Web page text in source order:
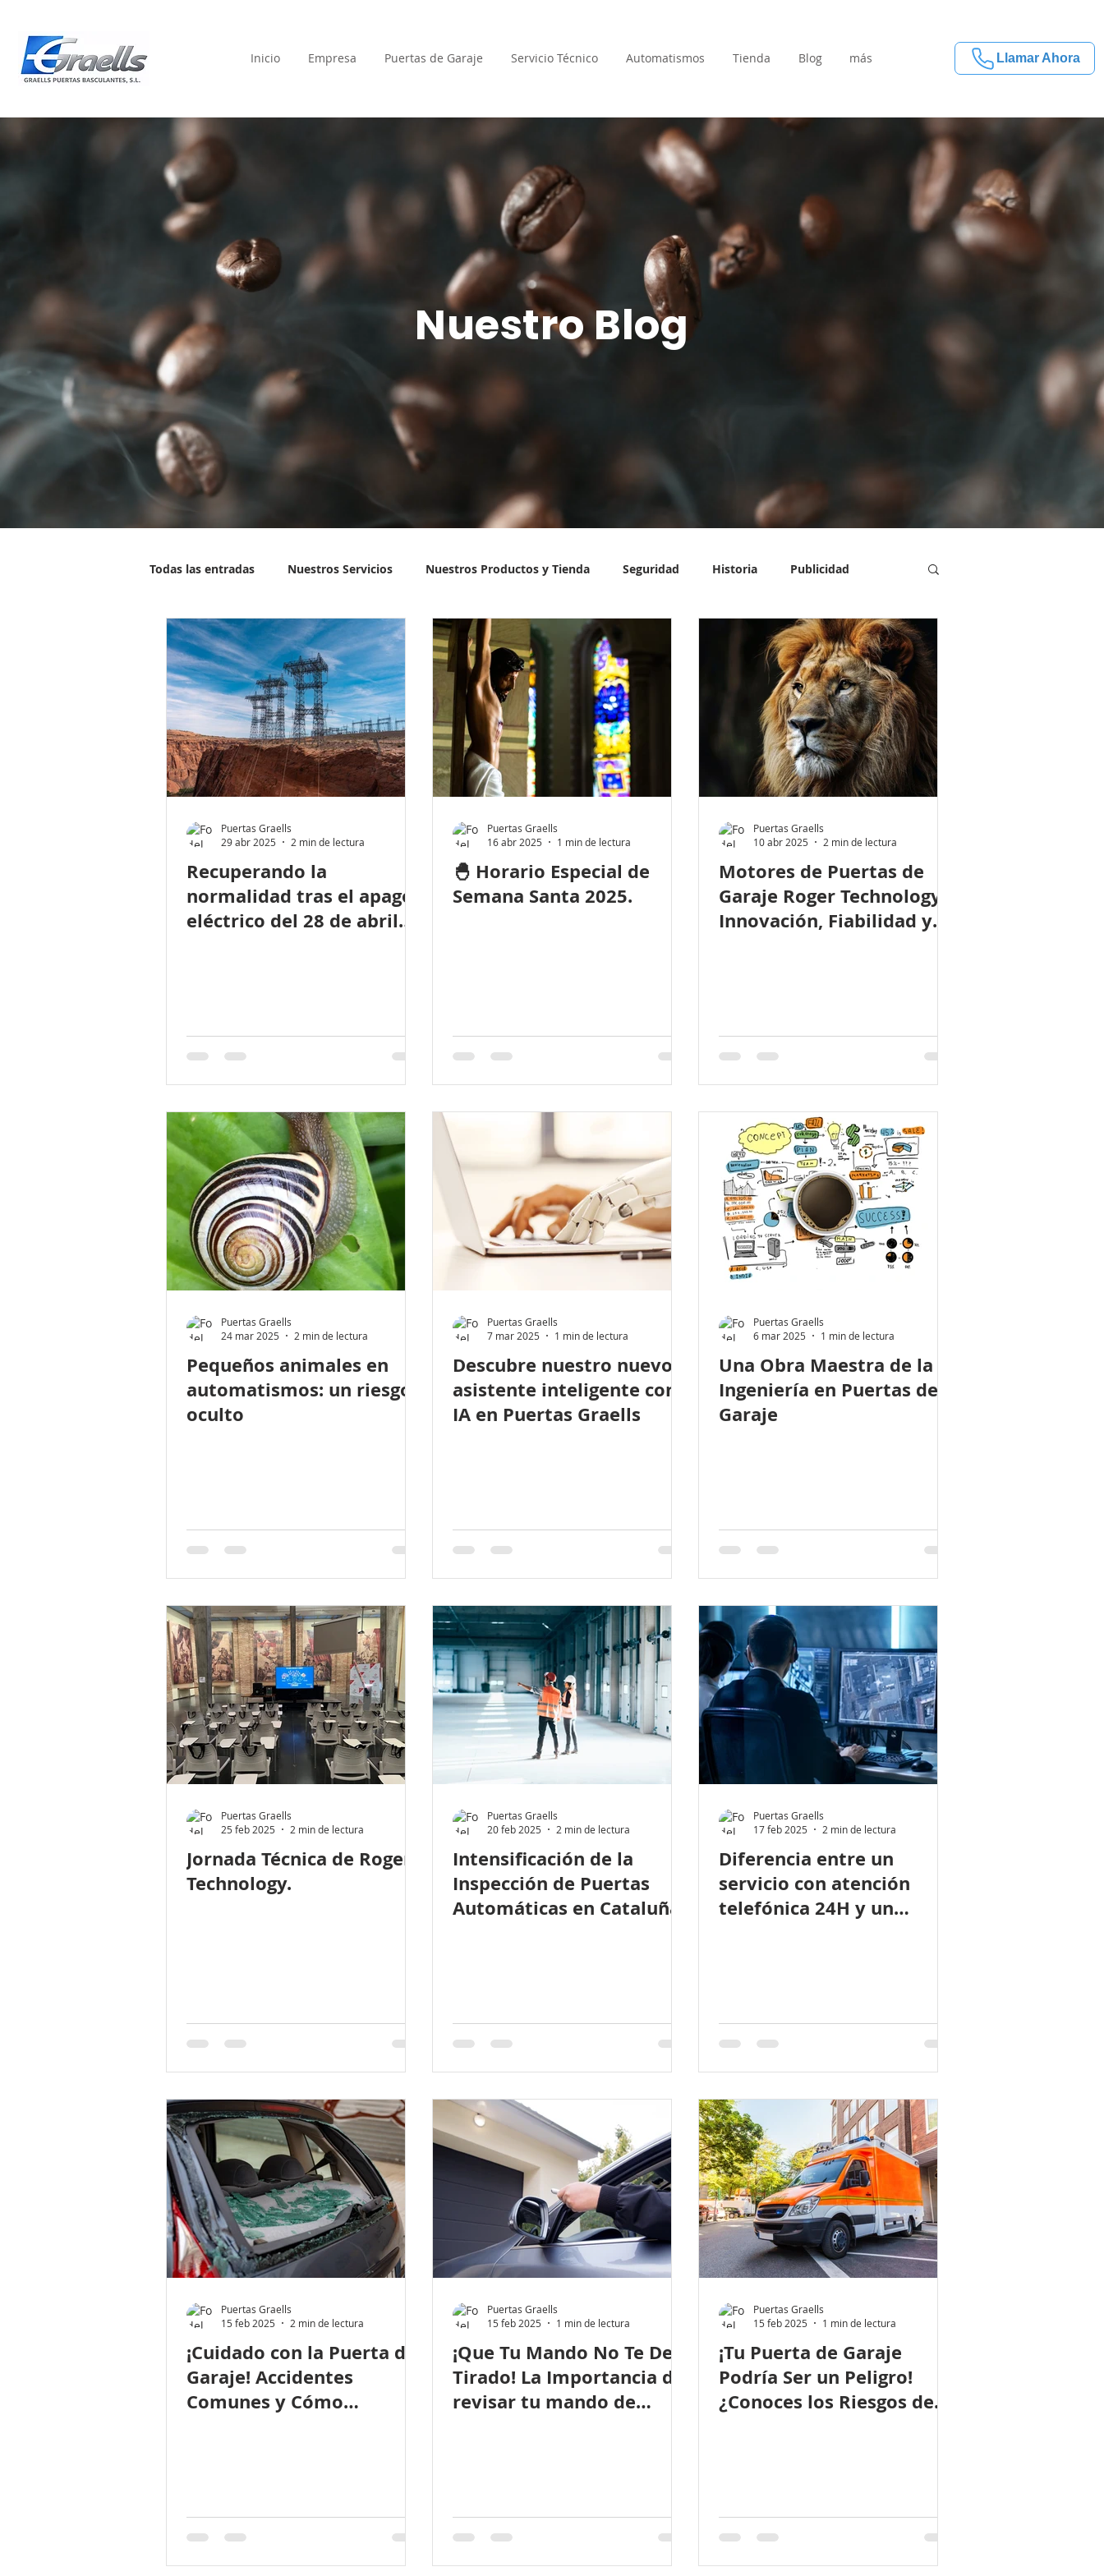
Inicio Empresa Puertas de Garaje Servicio Técnico Automatismos Tienda Blog más Llamar Ahora
Nuestro Blog
Todas las entradas Nuestros Servicios Nuestros Productos y Tienda Seguridad Historia Publicidad
Compañía Datos interesantes
Recuperando la
normalidad tras el apagón
eléctrico del 28 de abril
Puertas Graells
29 abr 2025
2 min de lectura
🐣 Horario Especial de
Semana Santa 2025.
Puertas Graells
16 abr 2025
1 min de lectura
Motores de Puertas de
Garaje Roger Technology:
Innovación, Fiabilidad y
Puertas Graells
10 abr 2025
2 min de lectura
Pequeños animales en
automatismos: un riesgo
oculto
Puertas Graells
24 mar 2025
2 min de lectura
Descubre nuestro nuevo
asistente inteligente con
IA en Puertas Graells
Puertas Graells
7 mar 2025
1 min de lectura
Una Obra Maestra de la
Ingeniería en Puertas de
Garaje
Puertas Graells
6 mar 2025
1 min de lectura
Jornada Técnica de Roger
Technology.
Puertas Graells
25 feb 2025
2 min de lectura
Intensificación de la
Inspección de Puertas
Automáticas en Cataluña.
Puertas Graells
20 feb 2025
2 min de lectura
Diferencia entre un
servicio con atención
telefónica 24H y un
Puertas Graells
17 feb 2025
2 min de lectura
¡Cuidado con la Puerta de
Garaje! Accidentes
Comunes y Cómo
Puertas Graells
15 feb 2025
2 min de lectura
¡Que Tu Mando No Te Deje
Tirado! La Importancia de
revisar tu mando de
Puertas Graells
15 feb 2025
1 min de lectura
¡Tu Puerta de Garaje
Podría Ser un Peligro!
¿Conoces los Riesgos de
Puertas Graells
15 feb 2025
1 min de lectura